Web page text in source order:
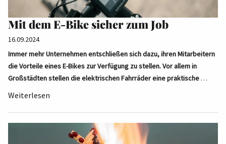
Mit dem E-Bike sicher zum Job
16.09.2024
Immer mehr Unternehmen entschließen sich dazu, ihren Mitarbeitern
die Vorteile eines E-Bikes zur Verfügung zu stellen. Vor allem in
Großstädten stellen die elektrischen Fahrräder eine praktische …
Weiterlesen